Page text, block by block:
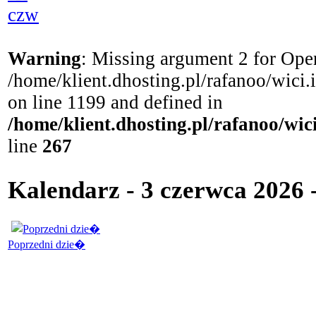
czw
Warning: Missing argument 2 for
/home/klient.dhosting.pl/rafanoo/
on line 1199 and defined in
/home/klient.dhosting.pl/rafanoo/
line 267
Kalendarz - 3 czerwca
Poprzedni dzie�